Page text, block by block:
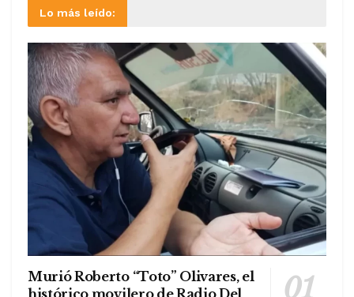
Lo más leído:
Murió Roberto “Toto” Olivares, el